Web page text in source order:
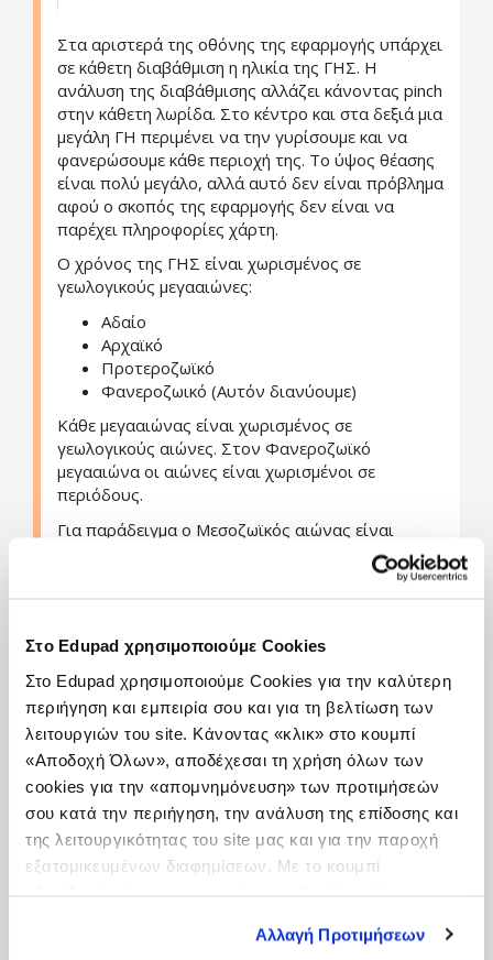
Στο Edupad χρησιμοποιούμε Cookies
Στο Edupad χρησιμοποιούμε Cookies για την καλύτερη
περιήγηση και εμπειρία σου και για τη βελτίωση των
λειτουργιών του site. Κάνοντας «κλικ» στο κουμπί
«Αποδοχή Όλων», αποδέχεσαι τη χρήση όλων των
cookies για την «απομνημόνευση» των προτιμήσεών
σου κατά την περιήγηση, την ανάλυση της επίδοσης και
της λειτουργικότητας του site μας και για την παροχή
εξατομικευμένων διαφημίσεων. Με το κουμπί
site cookies. Ενημερώσου για την Πολιτική
Αλλαγή Προτιμήσεων
Στα αριστερά της οθόνης της εφαρμογής υπάρχει
σε κάθετη διαβάθμιση η ηλικία της ΓΗΣ. Η
ανάλυση της διαβάθμισης αλλάζει κάνοντας pinch
στην κάθετη λωρίδα. Στο κέντρο και στα δεξιά μια
μεγάλη ΓΗ περιμένει να την γυρίσουμε και να
φανερώσουμε κάθε περιοχή της. Το ύψος θέασης
είναι πολύ μεγάλο, αλλά αυτό δεν είναι πρόβλημα
αφού ο σκοπός της εφαρμογής δεν είναι να
παρέχει πληροφορίες χάρτη.
Ο χρόνος της ΓΗΣ είναι χωρισμένος σε
γεωλογικούς μεγααιώνες:
Αδαίο
Αρχαϊκό
Προτεροζωϊκό
Φανεροζωικό (Αυτόν διανύουμε)
Κάθε μεγααιώνας είναι χωρισμένος σε
γεωλογικούς αιώνες. Στον Φανεροζωϊκό
μεγααιώνα οι αιώνες είναι χωρισμένοι σε
περιόδους.
Για παράδειγμα ο Μεσοζωϊκός αιώνας είναι
αριστερά της οθόνης να αλλάζει γεωλογικές
περιόδους και να βλέπει ταυτόχρονα:
Πως αλλάζει γεωλογικά η ΓΗ (πχ τους
σχηματισμούς των Ηπείρων).
Σε ποιες περιοχές του πλανήτη υπήρξαν
σημαντικά, γεωλογικά και βιολογικά
φαινόμενα (πχ εξαφάνιση δεινοσαύρων).
Σε ποιες περιοχές και ποιες εποχές